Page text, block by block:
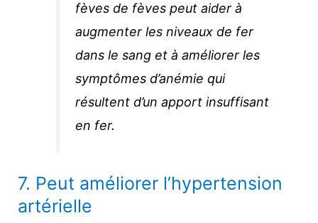
fèves de fèves peut aider à
augmenter les niveaux de fer
dans le sang et à améliorer les
symptômes d’anémie qui
résultent d’un apport insuffisant
en fer.
7. Peut améliorer l’hypertension
artérielle